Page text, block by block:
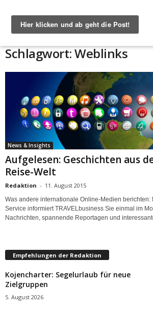
Schlagwort: Weblinks
News & Insights
Aufgelesen: Geschichten aus
Reise-Welt
Redaktion - 11. August 2015
Was andere internationale Online-Medien berichten:
Service informiert TRAVELbusiness Sie einmal im
Nachrichten, spannende Reportagen und
Empfehlungen der Redaktion
Kojencharter: Segelurlaub für neue
Zielgruppen
5. August 2026